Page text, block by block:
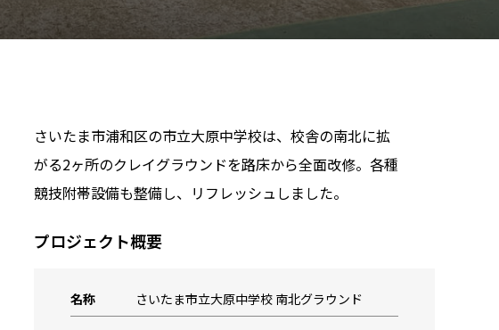
さいたま市浦和区の市立大原中学校は、校舎の南北に拡
がる2ヶ所のクレイグラウンドを路床から全面改修。各種
競技附帯設備も整備し、リフレッシュしました。
プロジェクト概要
名称 さいたま市立大原中学校 南北グラウンド